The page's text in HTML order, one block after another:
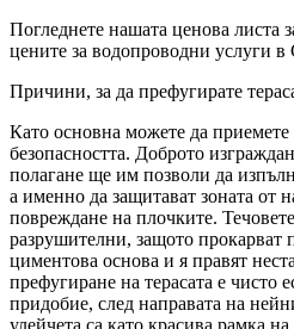
Погледнете нашата ценова листа
цените за водопроводни услуги
Причини, за да префугирате
Като основна можете да приемете
безопасността. Доброто
полагане ще им позволи да
а именно да защитават зоната от
повреждане на плочките.
разрушителни, защото прокарват
циментова основа и я правят
префугиране на терасата е чисто
придобие, след направата на
улейчета са като красива рамка